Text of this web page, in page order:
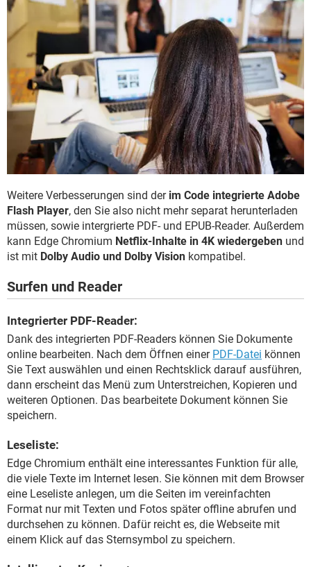
Weitere Verbesserungen sind der im Code integrierte Adobe
Flash Player, den Sie also nicht mehr separat herunterladen
müssen, sowie intergrierte PDF- und EPUB-Reader. Außerdem
kann Edge Chromium Netflix-Inhalte in 4K wiedergeben und
ist mit Dolby Audio und Dolby Vision kompatibel.
Surfen und Reader
Integrierter PDF-Reader:
Dank des integrierten PDF-Readers können Sie Dokumente
online bearbeiten. Nach dem Öffnen einer PDF-Datei können
Sie Text auswählen und einen Rechtsklick darauf ausführen,
dann erscheint das Menü zum Unterstreichen, Kopieren und
weiteren Optionen. Das bearbeitete Dokument können Sie
speichern.
Leseliste:
Edge Chromium enthält eine interessantes Funktion für alle,
die viele Texte im Internet lesen. Sie können mit dem Browser
eine Leseliste anlegen, um die Seiten im vereinfachten
Format nur mit Texten und Fotos später offline abrufen und
durchsehen zu können. Dafür reicht es, die Webseite mit
einem Klick auf das Sternsymbol zu speichern.